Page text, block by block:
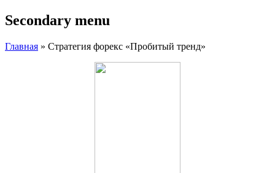
Secondary menu
Главная » Стратегия форекс «Пробитый тренд»